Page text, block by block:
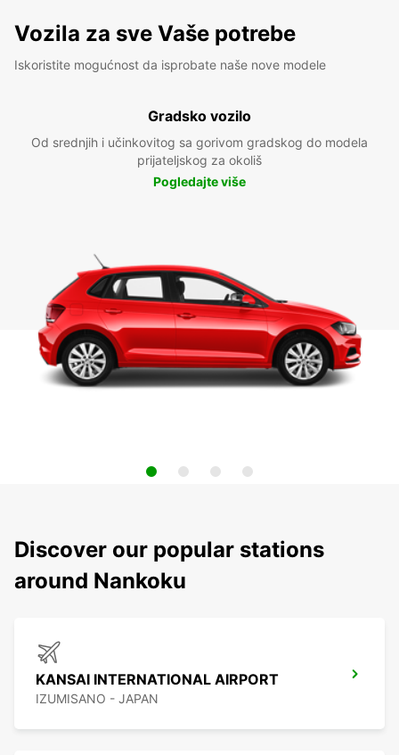
Vozila za sve Vaše potrebe
Iskoristite mogućnost da isprobate naše nove modele
Gradsko vozilo
Od srednjih i učinkovitog sa gorivom gradskog do modela
prijateljskog za okoliš
Pogledajte više
Discover our popular stations
around Nankoku
KANSAI INTERNATIONAL AIRPORT
IZUMISANO - JAPAN